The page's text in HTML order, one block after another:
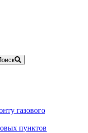
газового
пунктов